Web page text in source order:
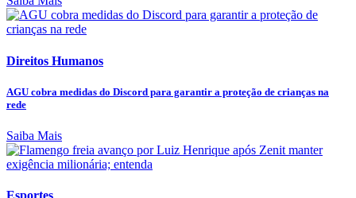
Direitos Humanos
AGU cobra medidas do Discord para garantir a proteção de crianças na
rede
Saiba Mais